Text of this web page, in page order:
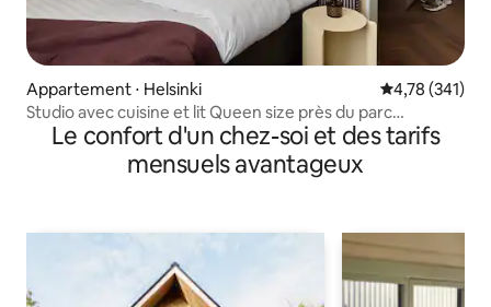
Appartement ⋅ Helsinki Évaluation
4,78 (341)
Studio avec cuisine et lit Queen size près du parc
municipal
Le confort d'un chez-soi et des tarifs
mensuels avantageux